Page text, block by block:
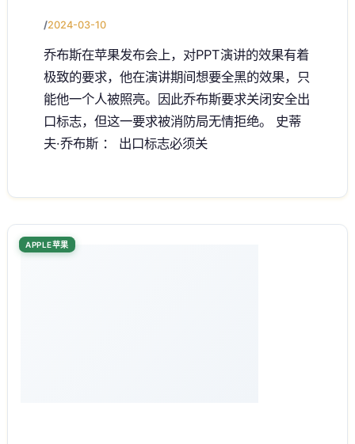
/2024-03-10
乔布斯在苹果发布会上，对PPT演讲的效果有着
极致的要求，他在演讲期间想要全黑的效果，只
能他一个人被照亮。因此乔布斯要求关闭安全出
口标志，但这一要求被消防局无情拒绝。 史蒂
夫·乔布斯 ： 出口标志必须关
APPLE苹果